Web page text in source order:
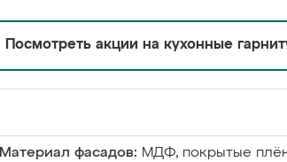
Посмотреть акции на кухонные
Материал фасадов: МДФ, покрытые